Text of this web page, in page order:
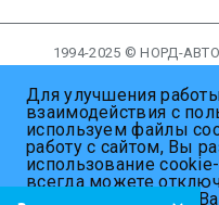
1994-2025 © НОРД-
Политика в отношении
Согласие пользователя
Для улучшения
взаимодействия с
используем файлы
работу с сайтом, Вы
использование
всегда можете
cookie в настройках